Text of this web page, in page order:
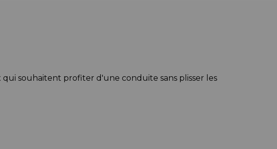
souhaitent profiter d'une conduite sans plisser les